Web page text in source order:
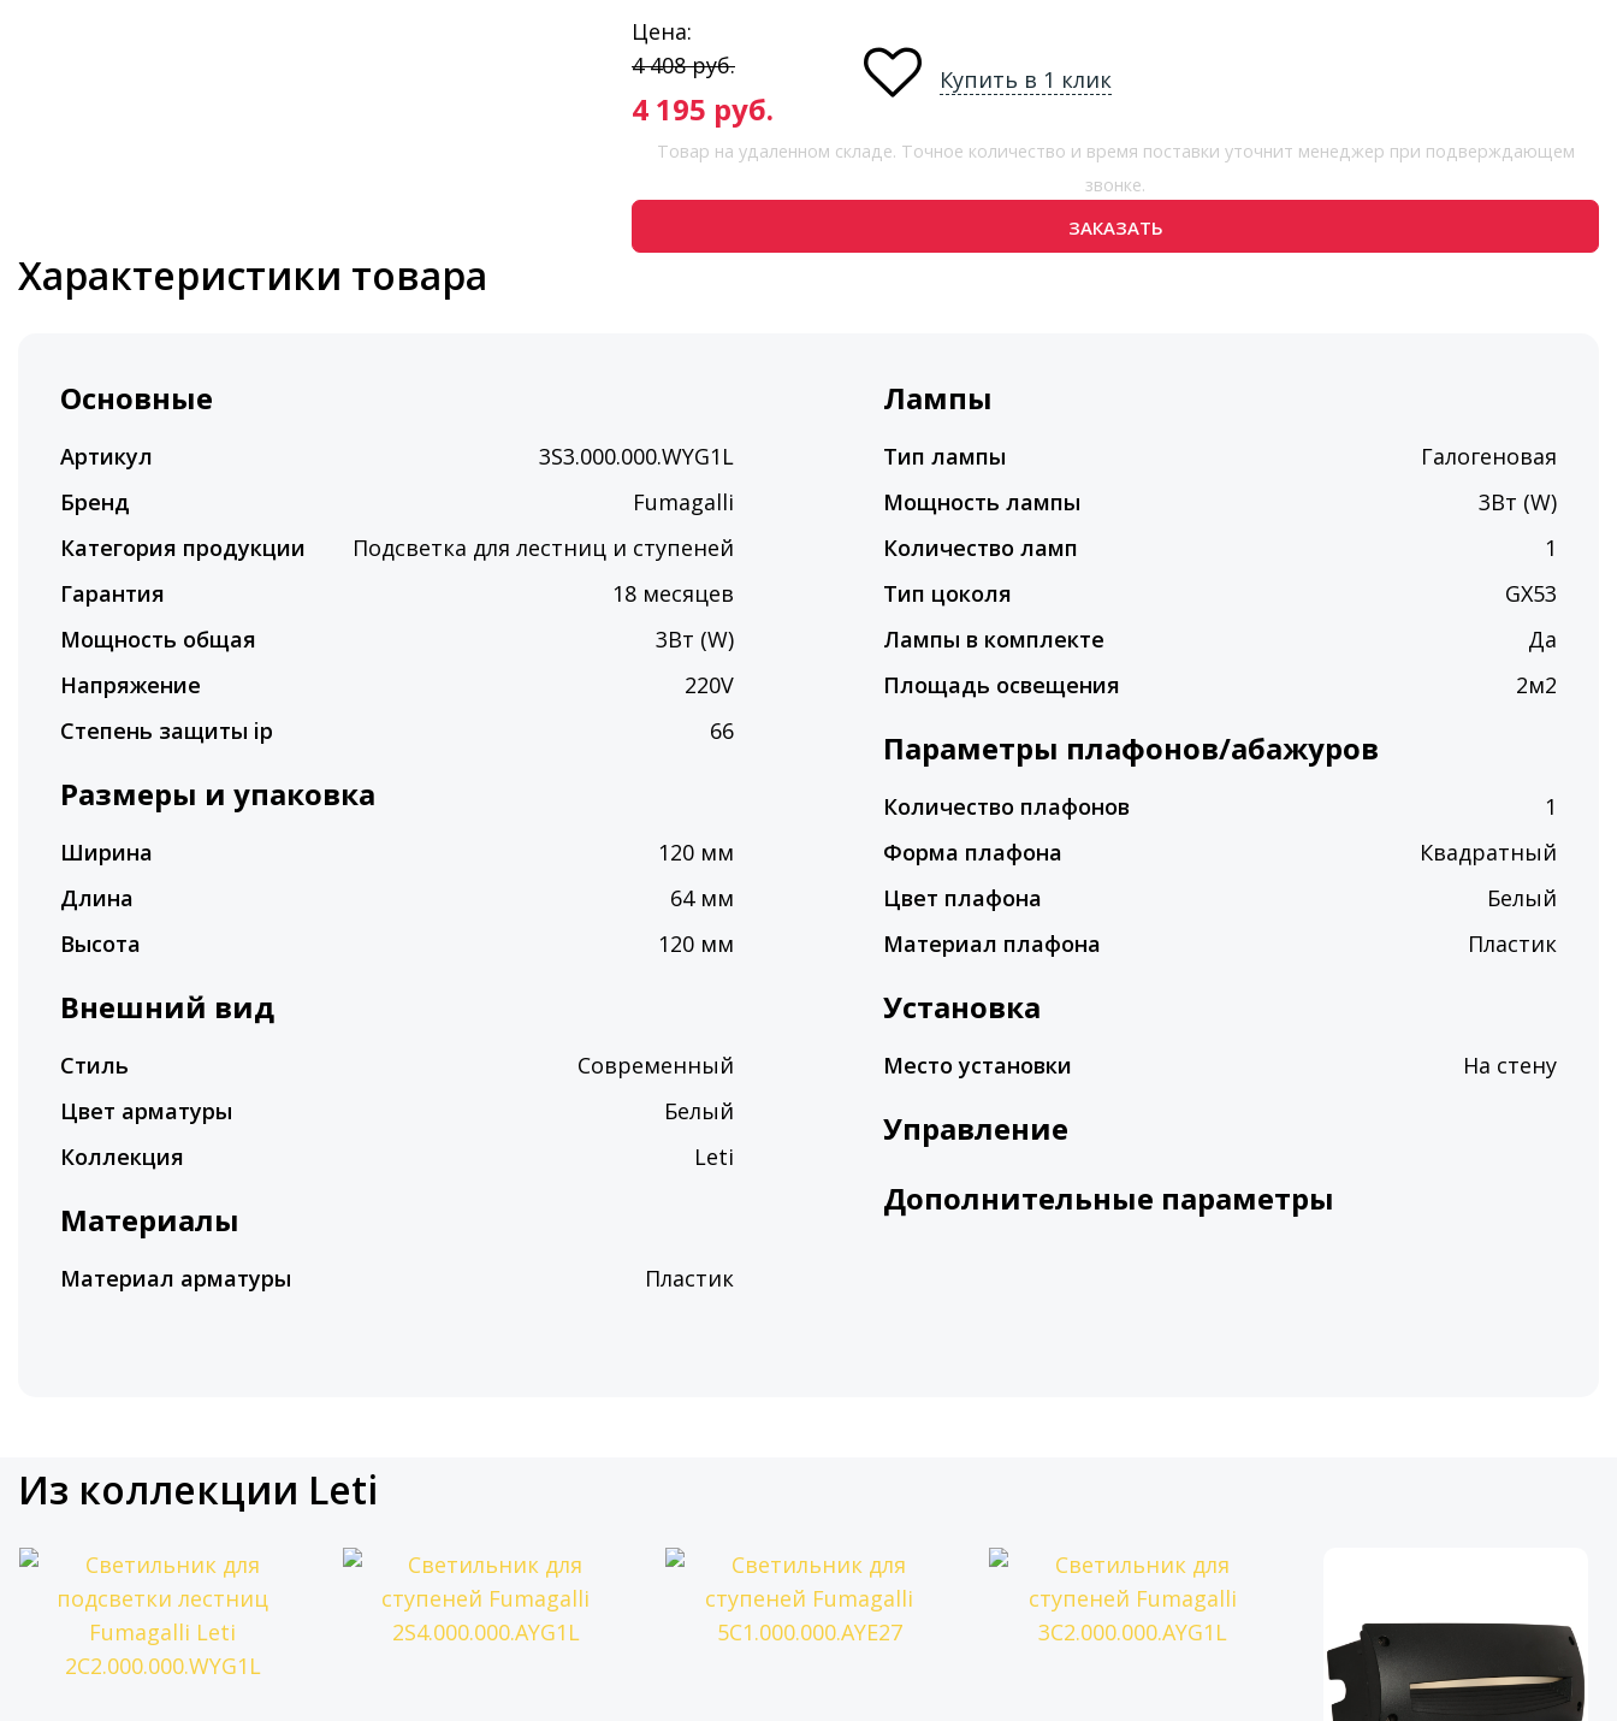
Цена:
4 408руб.
4 195 руб.
Купить в 1 клик
Товар на удаленном складе. Точное количество и время поставки уточнит менеджер при подверждающем
звонке.
ЗАКАЗАТЬ
Характеристики товара
Основные
Артикул
3S3.000.000.WYG1L
Бренд
Fumagalli
Категория продукции
Подсветка для лестниц и ступеней
Гарантия
18 месяцев
Мощность общая
3Вт (W)
Напряжение
220V
Степень защиты ip
66
Размеры и упаковка
Ширина
120 мм
Длина
64 мм
Высота
120 мм
Внешний вид
Стиль
Современный
Цвет арматуры
Белый
Коллекция
Leti
Материалы
Материал арматуры Пластик
Лампы
Тип лампы
Галогеновая
Мощность лампы
3Вт (W)
Количество ламп
1
Тип цоколя
GX53
Лампы в комплекте
Да
Площадь освещения
2м2
Параметры плафонов/абажуров
Количество плафонов
1
Форма плафона
Квадратный
Цвет плафона
Белый
Материал плафона
Пластик
Установка
Место установки На стену
Управление
Дополнительные параметры
Из коллекции Leti